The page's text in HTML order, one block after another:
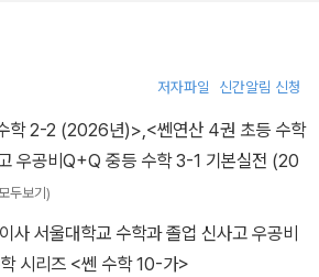
저자파일 신간알림 신청
학 2-2 (2026년)>,<쎈연산 4권 초등 수학
우공비Q+Q 중등 수학 3-1 기본실전 (20
두보기)
사 서울대학교 수학과 졸업 신사고 우공비
수학시리즈, THE M 수학 시리즈 <쎈 수학 10-가>